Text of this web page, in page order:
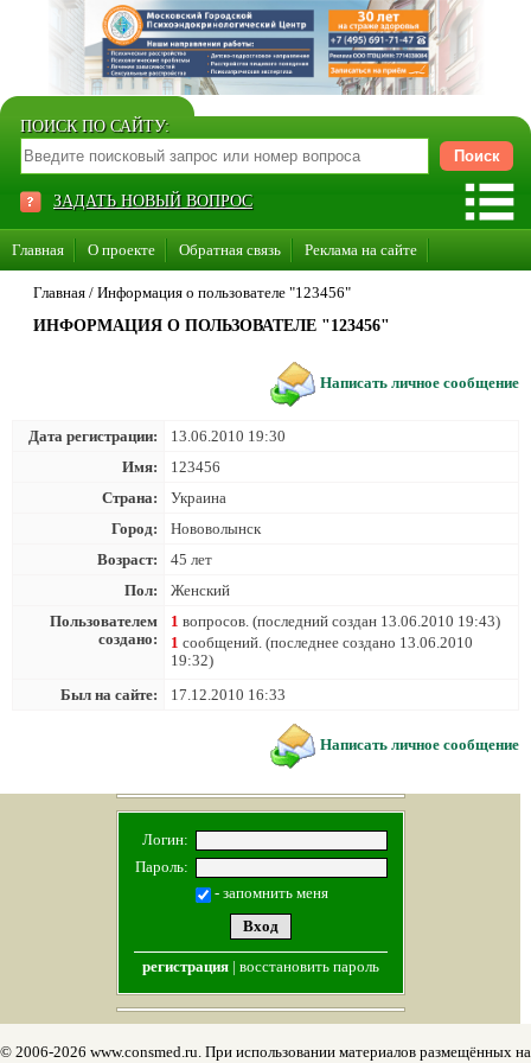
ПОИСК ПО САЙТУ:
ЗАДАТЬ НОВЫЙ ВОПРОС
Главная О проекте Обратная связь Реклама на сайте
Стать консультантом нашего сайта
Суперакция «Каждому врачу свой сайт»
Главная / Информация о пользователе "123456"
ИНФОРМАЦИЯ О ПОЛЬЗОВАТЕЛЕ "123456"
Написать личное сообщение
Дата регистрации:
13.06.2010 19:30
Имя:
123456
Страна:
Украина
Город:
Нововолынск
Возраст:
45 лет
Пол:
Женский
Пользователем
создано:
1 вопросов. (последний создан 13.06.2010 19:43)
1 сообщений. (последнее создано 13.06.2010
19:32)
Был на сайте:
17.12.2010 16:33
Написать личное сообщение
Логин:
Пароль:
- запомнить меня
регистрация| восстановить пароль
© 2006-2026 www.consmed.ru. При использовании материалов размещённых на